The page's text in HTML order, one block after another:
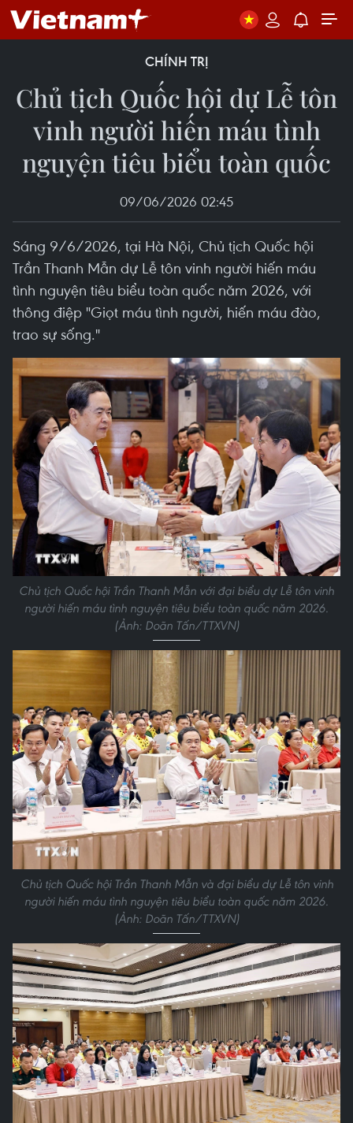
CHÍNH TRỊ
Chủ tịch Quốc hội dự Lễ tôn
vinh người hiến máu tình
nguyện tiêu biểu toàn quốc
09/06/2026 02:45
Sáng 9/6/2026, tại Hà Nội, Chủ tịch Quốc hội
Trần Thanh Mẫn dự Lễ tôn vinh người hiến máu
tình nguyện tiêu biểu toàn quốc năm 2026, với
thông điệp "Giọt máu tình người, hiến máu đào,
trao sự sống."
Chủ tịch Quốc hội Trần Thanh Mẫn với đại biểu dự Lễ tôn vinh
người hiến máu tình nguyện tiêu biểu toàn quốc năm 2026.
(Ảnh: Doãn Tấn/TTXVN)
Chủ tịch Quốc hội Trần Thanh Mẫn và đại biểu dự Lễ tôn vinh
người hiến máu tình nguyện tiêu biểu toàn quốc năm 2026.
(Ảnh: Doãn Tấn/TTXVN)